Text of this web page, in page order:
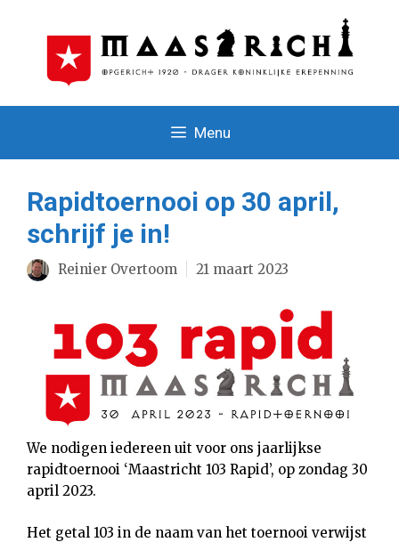
Menu
Rapidtoernooi op 30 april,
schrijf je in!
Reinier Overtoom 21 maart 2023
We nodigen iedereen uit voor ons jaarlijkse
rapidtoernooi ‘Maastricht 103 Rapid’, op zondag 30
april 2023.
Het getal 103 in de naam van het toernooi verwijst